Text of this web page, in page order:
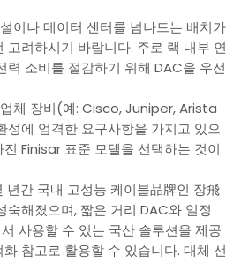
이나 데이터 센터를 넘나드는 배치가
고려하시기 바랍니다. 주로 랙 내부 연
력 소비를 절감하기 위해 DAC을 우선
업체 장비(예: Cisco, Juniper, Arista
성에 엄격한 요구사항을 가지고 있으
Finisar 표준 모델을 선택하는 것이
년간 국내 고성능 케이블品牌인 장飛
숙해졌으며, 짧은 거리 DAC와 일정
사용할 수 있는 국산 솔루션을 제공
참고로 활용할 수 있습니다. 대체 선